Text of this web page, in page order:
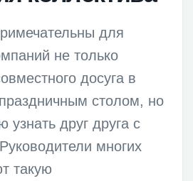
для
не только
досуга в
праздничным столом, но
узнать друг друга с
многих
такую